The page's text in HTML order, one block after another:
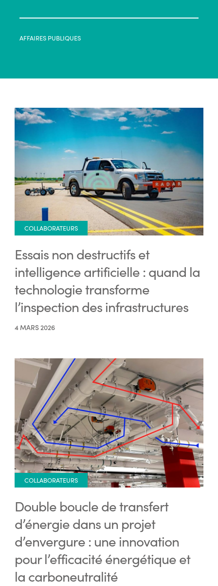
AFFAIRES PUBLIQUES
COLLABORATEURS
Essais non destructifs et
intelligence artificielle : quand la
technologie transforme
l’inspection des infrastructures
4 MARS 2026
COLLABORATEURS
Double boucle de transfert
d’énergie dans un projet
d’envergure : une innovation
pour l’efficacité énergétique et
la carboneutralité